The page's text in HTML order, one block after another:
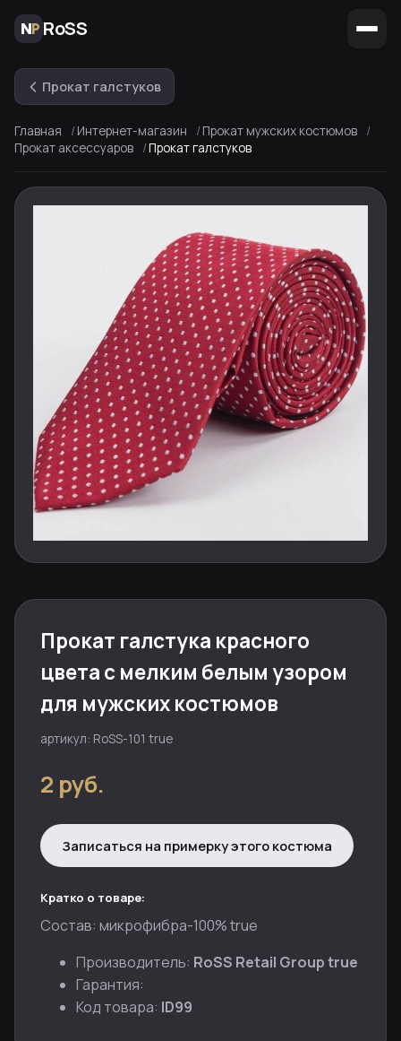
RoSS
Прокат галстуков
Главная Интернет-магазин
Прокат мужских костюмов
Прокат аксессуаров
Прокат галстуков
Прокат галстука красного
цвета с мелким белым узором
для мужских костюмов
артикул: RoSS-101 true
2 руб.
Записаться на примерку этого костюма
Кратко о товаре:
Состав: микрофибра-100% true
Производитель: RoSS Retail Group true
Гарантия:
Код товара: ID99